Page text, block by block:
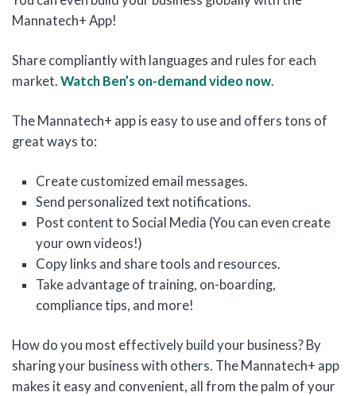
Mannatech+ App!
Share compliantly with languages and rules for each
market. Watch Ben’s on-demand video now.
The Mannatech+ app is easy to use and offers tons of
great ways to:
Create customized email messages.
Send personalized text notifications.
Post content to Social Media (You can even create
your own videos!)
Copy links and share tools and resources.
Take advantage of training, on-boarding,
compliance tips, and more!
How do you most effectively build your business? By
sharing your business with others. The Mannatech+ app
makes it easy and convenient, all from the palm of your